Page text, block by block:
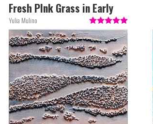
Yulia Mulino
Fresh PInk Grass in Early
Morning